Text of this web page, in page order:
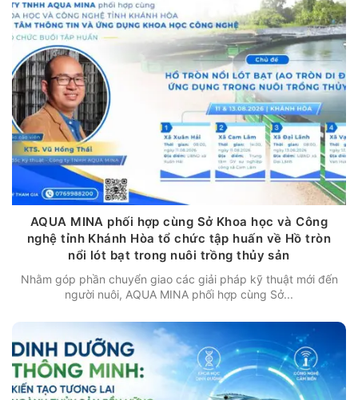
AQUA MINA phối hợp cùng Sở Khoa học và Công
nghệ tỉnh Khánh Hòa tổ chức tập huấn về Hồ tròn
nổi lót bạt trong nuôi trồng thủy sản
Nhằm góp phần chuyển giao các giải pháp kỹ thuật mới đến
người nuôi, AQUA MINA phối hợp cùng Sở...